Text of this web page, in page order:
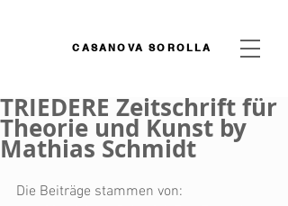
CASANOVA SOROLLA
TRIEDERE Zeitschrift für
Theorie und Kunst by
Mathias Schmidt
Die Beiträge stammen von: